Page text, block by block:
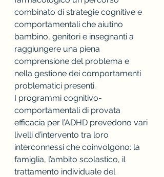
combinato di strategie cognitive e
comportamentali che aiutino
bambino, genitori e insegnanti a
raggiungere una piena
comprensione del problema e
nella gestione dei comportamenti
problematici presenti.
I programmi cognitivo-
comportamentali di provata
efficacia per l’ADHD prevedono vari
livelli d’intervento tra loro
interconnessi che coinvolgono: la
famiglia, l’ambito scolastico, il
trattamento individuale del